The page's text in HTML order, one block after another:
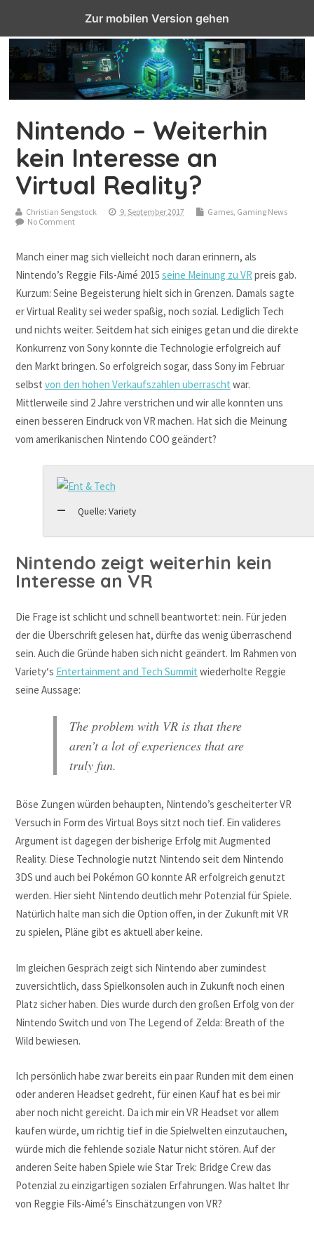
Top Menu
Nintendo – Weiterhin
kein Interesse an
Virtual Reality?
Christian Sengstock 9. September 2017 Games, Gaming News
No Comment
Manch einer mag sich vielleicht noch daran erinnern, als
Nintendo’s Reggie Fils-Aimé 2015 seine Meinung zu VR preis gab.
Kurzum: Seine Begeisterung hielt sich in Grenzen. Damals sagte
er Virtual Reality sei weder spaßig, noch sozial. Lediglich Tech
und nichts weiter. Seitdem hat sich einiges getan und die direkte
Konkurrenz von Sony konnte die Technologie erfolgreich auf
den Markt bringen. So erfolgreich sogar, dass Sony im Februar
selbst von den hohen Verkaufszahlen überrascht war.
Mittlerweile sind 2 Jahre verstrichen und wir alle konnten uns
einen besseren Eindruck von VR machen. Hat sich die Meinung
vom amerikanischen Nintendo COO geändert?
Quelle: Variety
Nintendo zeigt weiterhin kein
Interesse an VR
Die Frage ist schlicht und schnell beantwortet: nein. Für jeden
der die Überschrift gelesen hat, dürfte das wenig überraschend
sein. Auch die Gründe haben sich nicht geändert. Im Rahmen von
Variety‘s Entertainment and Tech Summit wiederholte Reggie
seine Aussage:
The problem with VR is that there
aren’t a lot of experiences that are
truly fun.
Böse Zungen würden behaupten, Nintendo’s gescheiterter VR
Versuch in Form des Virtual Boys sitzt noch tief. Ein valideres
Argument ist dagegen der bisherige Erfolg mit Augmented
Reality. Diese Technologie nutzt Nintendo seit dem Nintendo
3DS und auch bei Pokémon GO konnte AR erfolgreich genutzt
werden. Hier sieht Nintendo deutlich mehr Potenzial für Spiele.
Natürlich halte man sich die Option offen, in der Zukunft mit VR
zu spielen, Pläne gibt es aktuell aber keine.
Im gleichen Gespräch zeigt sich Nintendo aber zumindest
zuversichtlich, dass Spielkonsolen auch in Zukunft noch einen
Platz sicher haben. Dies wurde durch den großen Erfolg von der
Nintendo Switch und von The Legend of Zelda: Breath of the
Wild bewiesen.
Ich persönlich habe zwar bereits ein paar Runden mit dem einen
oder anderen Headset gedreht, für einen Kauf hat es bei mir
aber noch nicht gereicht. Da ich mir ein VR Headset vor allem
kaufen würde, um richtig tief in die Spielwelten einzutauchen,
würde mich die fehlende soziale Natur nicht stören. Auf der
anderen Seite haben Spiele wie Star Trek: Bridge Crew das
Potenzial zu einzigartigen sozialen Erfahrungen. Was haltet Ihr
von Reggie Fils-Aimé’s Einschätzungen von VR?
Zur mobilen Version gehen